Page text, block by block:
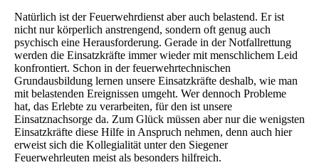
Natürlich ist der Feuerwehrdienst aber auch belastend. Er ist
nicht nur körperlich anstrengend, sondern oft genug auch
psychisch eine Herausforderung. Gerade in der Notfallrettung
werden die Einsatzkräfte immer wieder mit menschlichem Leid
konfrontiert. Schon in der feuerwehrtechnischen
Grundausbildung lernen unsere Einsatzkräfte deshalb, wie man
mit belastenden Ereignissen umgeht. Wer dennoch Probleme
hat, das Erlebte zu verarbeiten, für den ist unsere
Einsatznachsorge da. Zum Glück müssen aber nur die wenigsten
Einsatzkräfte diese Hilfe in Anspruch nehmen, denn auch hier
erweist sich die Kollegialität unter den Siegener
Feuerwehrleuten meist als besonders hilfreich.